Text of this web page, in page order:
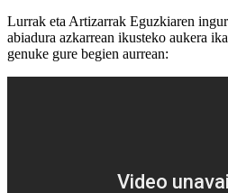
Lurrak eta Artizarrak Eguzkiaren
abiadura azkarrean ikusteko aukera
genuke gure begien aurrean: